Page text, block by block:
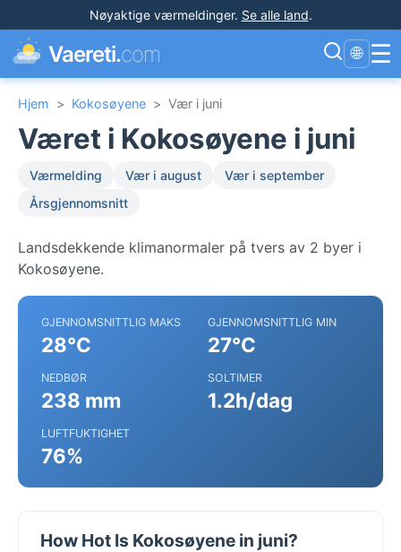
Nøyaktige værmeldinger. Se alle land.
Vaereti.com 🌐 ☰
Hjem > Kokosøyene > Vær i juni
Været i Kokosøyene i juni
Værmelding Vær i august
Vær i september
Årsgjennomsnitt
Landsdekkende klimanormaler på tvers av 2 byer i
Kokosøyene.
GJENNOMSNITTLIG MAKS
28°C
GJENNOMSNITTLIG MIN
27°C
NEDBØR
238 mm
SOLTIMER
1.2h/dag
LUFTFUKTIGHET
76%
How Hot Is Kokosøyene in juni?